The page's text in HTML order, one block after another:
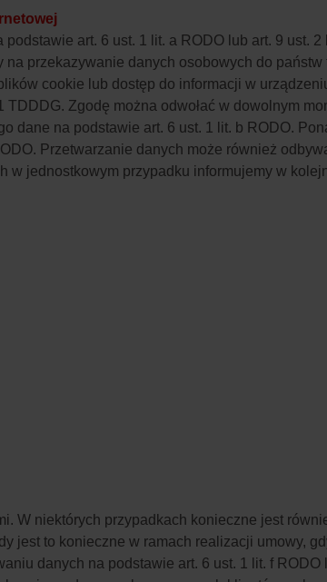
art. 6 ust. 1 lit. a RODO lub art. 9 ust.
przekazywanie danych osobowych do
cookie lub dostęp do informacji w
Zgodę można odwołać w dowolnym
na podstawie art. 6 ust. 1 lit. b RODO.
Przetwarzanie danych może również
jednostkowym przypadku informujemy w
W niektórych przypadkach konieczne jest
jest to konieczne w ramach realizacji umowy,
danych na podstawie art. 6 ust. 1 lit. f